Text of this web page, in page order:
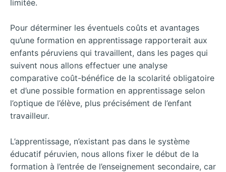
limitée.
Pour déterminer les éventuels coûts et avantages
qu’une formation en apprentissage rapporterait aux
enfants péruviens qui travaillent, dans les pages qui
suivent nous allons effectuer une analyse
comparative coût-bénéfice de la scolarité obligatoire
et d’une possible formation en apprentissage selon
l’optique de l’élève, plus précisément de l’enfant
travailleur.
L’apprentissage, n’existant pas dans le système
éducatif péruvien, nous allons fixer le début de la
formation à l’entrée de l’enseignement secondaire, car